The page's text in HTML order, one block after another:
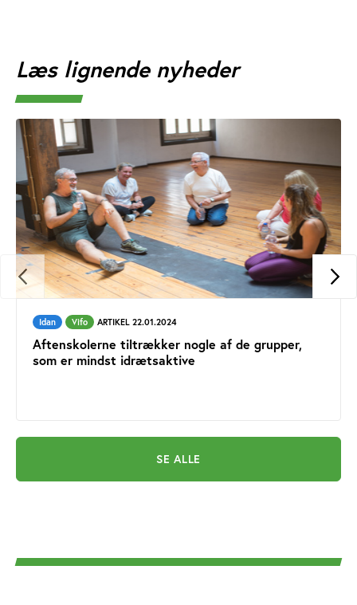
Læs lignende nyheder
Idan Vifo ARTIKEL 22.01.2024
Aftenskolerne tiltrækker nogle af de grupper,
som er mindst idrætsaktive
SE ALLE